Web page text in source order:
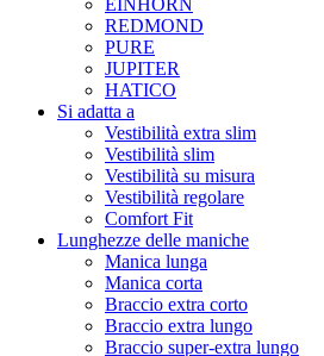
EINHORN
REDMOND
PURE
JUPITER
HATICO
Si adatta a
Vestibilità extra slim
Vestibilità slim
Vestibilità su misura
Vestibilità regolare
Comfort Fit
Lunghezze delle maniche
Manica lunga
Manica corta
Braccio extra corto
Braccio extra lungo
Braccio super-extra lungo